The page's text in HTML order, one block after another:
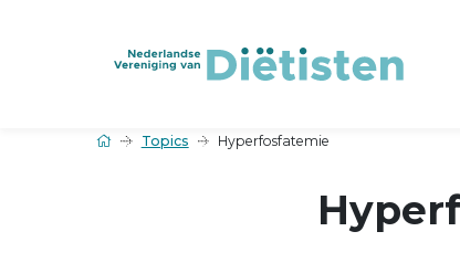
Topics Hyperfosfatemie